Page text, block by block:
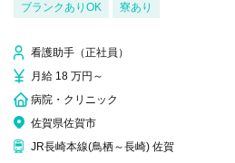
ブランクありOK 寮あり
看護助手（正社員）
月給 18 万円～
病院・クリニック
佐賀県佐賀市
JR長崎本線(鳥栖～長崎) 佐賀